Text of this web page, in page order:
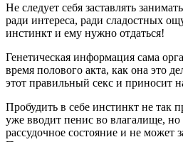
Не следует себя заставлять
ради интереса, ради сладостных
инстинкт и ему нужно отдаться!
Генетическая информация сама
время полового акта, как она это
этот правильный секс и приносит
Пробудить в себе инстинкт не так
уже вводит пенис во влагалище, но
рассудочное состояние и не может